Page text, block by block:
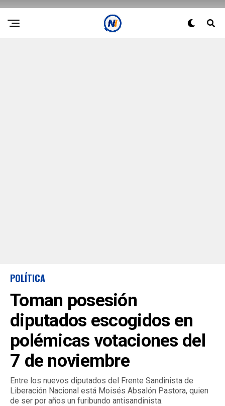
POLÍTICA
Toman posesión
diputados escogidos en
polémicas votaciones del
7 de noviembre
Entre los nuevos diputados del Frente Sandinista de
Liberación Nacional está Moisés Absalón Pastora, quien
de ser por años un furibundo antisandinista.